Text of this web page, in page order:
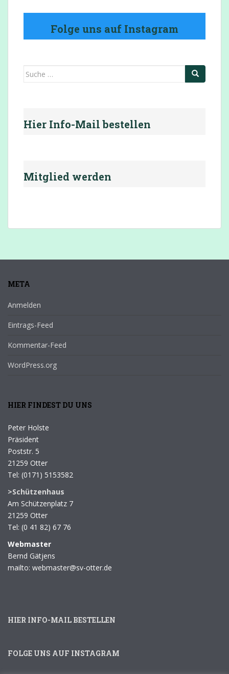
Folge uns auf Instagram
Suche
Hier Info-Mail bestellen
Mitglied werden
META
Anmelden
Eintrags-Feed
Kommentar-Feed
WordPress.org
HIER FINDEST DU UNS
Peter Holste
Präsident
Poststr. 5
21259 Otter
Tel: (0171) 5153582
>Schützenhaus
Am Schützenplatz 7
21259 Otter
Tel: (0 41 82) 67 76
Webmaster
Bernd Gätjens
mailto: webmaster@sv-otter.de
HIER INFO-MAIL BESTELLEN
FOLGE UNS AUF INSTAGRAM